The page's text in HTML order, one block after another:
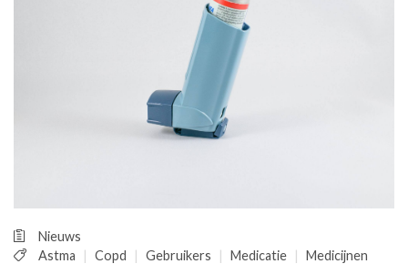
HUISARTSENPOST
PRAKTIJKZAKEN
REGISTRATIE
Nieuws
Astma
Copd Gebruikers Medicatie Medicijnen